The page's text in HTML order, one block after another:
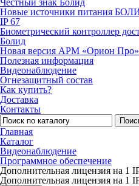
Честный знак Болид
Новые источники питания
IP 67
Биометрический контроллер
Болид
Новая версия АРМ «Орион Про»
Полезная информация
Видеонаблюдение
Огнезащитный состав
Как купить?
Доставка
Контакты
Главная
Каталог
Видеонаблюдение
Программное обеспечение
Дополнительная лицензия на 1
Дополнительная лицензия на 1